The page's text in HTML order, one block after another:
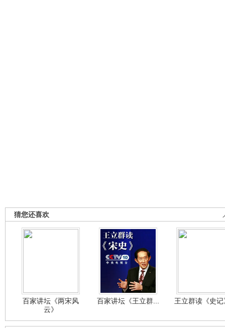
猜您还喜欢
百家讲坛《两宋风
云》
百家讲坛《王立群... 王立群读《史